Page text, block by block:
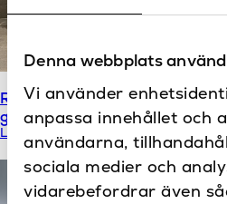
Denna webbplats
Vi använder
anpassa innehållet och
användarna,
sociala medier och
vidarebefordrar även
Rivoli pappershållare
golvstående
LH